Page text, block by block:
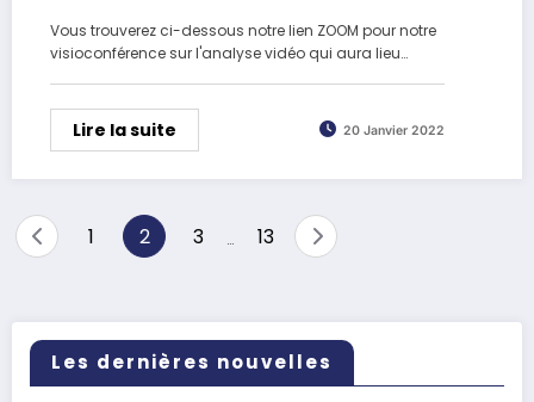
Vous trouverez ci-dessous notre lien ZOOM pour notre
visioconférence sur l'analyse vidéo qui aura lieu…
Lire la suite 20 Janvier 2022
Pagination
1 2 3 13
Les dernières nouvelles